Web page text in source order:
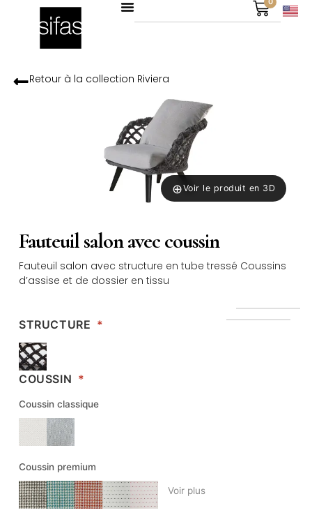
Retour à la collection Riviera
Fauteuil salon avec coussin
Fauteuil salon avec structure en tube tressé Coussins
d’assise et de dossier en tissu
STRUCTURE *
COUSSIN *
Coussin classique
Coussin premium
Voir plus
⊕Voir le produit en 3D